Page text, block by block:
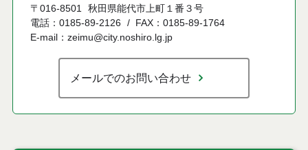
〒016-8501
秋田県能代市上町１番３号
電話：0185-89-2126
FAX：0185-89-1764
E-mail：zeimu@city.noshiro.lg.jp
メールでのお問い合わせ